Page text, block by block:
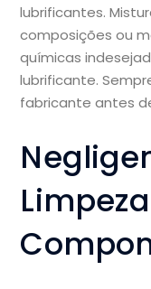
lubrificantes.
composições ou
químicas
lubrificante.
fabricante antes